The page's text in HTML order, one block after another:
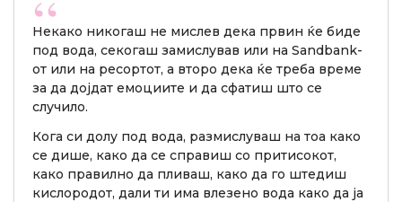
Некако никогаш не мислев дека првин ќе биде
под вода, секогаш замислував или на Sandbank-
от или на ресортот, а второ дека ќе треба време
за да дојдат емоциите и да сфатиш што се
случило.
Кога си долу под вода, размислуваш на тоа како
се дише, како да се справиш со притисокот,
како правилно да пливаш, како да го штедиш
кислородот, дали ти има влезено вода како да ја